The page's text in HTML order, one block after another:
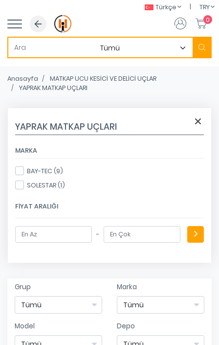
Türkçe |
TRY
0
Anasayfa
MATKAP UCU KESİCİ VE DELİCİ UÇLAR
YAPRAK MATKAP UÇLARI
YAPRAK MATKAP UÇLARI
MARKA
BAY-TEC (9)
SOLESTAR (1)
FIYAT ARALIĞI
-
Grup Marka
Model Depo